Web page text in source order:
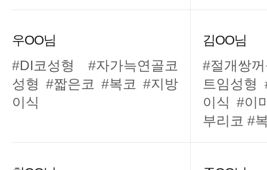
우OO님
#DI코성형 #자가늑연골코
성형 #짧은코 #복코 #지방
이식
김OO님
#절개쌍
트임성형
이식 #이
부리코 #